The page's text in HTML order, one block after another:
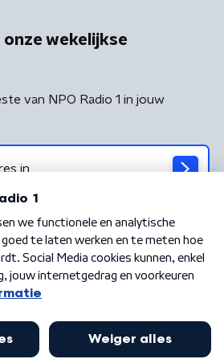
wekelijkse
van NPO Radio 1 in jouw